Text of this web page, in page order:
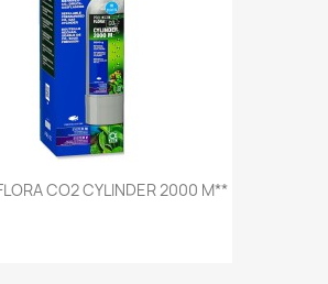
CO2 CYLINDER 2000 M**